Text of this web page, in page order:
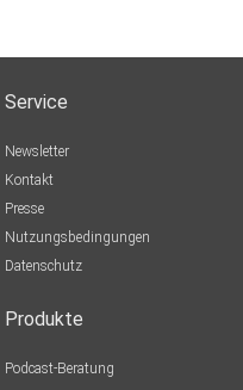
Service
Newsletter
Kontakt
Presse
Nutzungsbedingungen
Datenschutz
Produkte
Podcast-Beratung